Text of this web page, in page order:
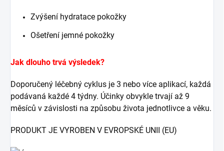
Zvýšení hydratace pokožky
Ošetření jemné pokožky
Jak dlouho trvá výsledek?
Doporučený léčebný cyklus je 3 nebo více aplikací, každá
podávaná každé 4 týdny. Účinky obvykle trvají až 9
měsíců v závislosti na způsobu života jednotlivce a věku.
PRODUKT JE VYROBEN V EVROPSKÉ UNII (EU)